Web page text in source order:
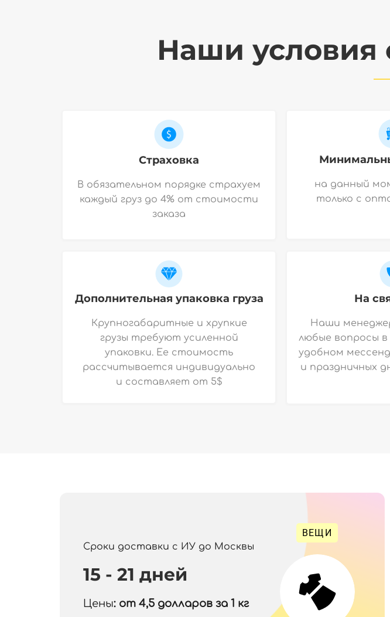
Наши условия
Страховка
В обязательном порядке страхуем
каждый груз до 4% от стоимости
заказа
Дополнительная упаковка груза
Крупногабаритные и хрупкие
грузы требуют усиленной
упаковки. Ее стоимость
рассчитывается индивидуально
и составляет от 5$
на данный
только с
На
Наши
любые вопросы
удобном
и праздничных
Сроки доставки с ИУ до Москвы
15 - 21 дней
Цены: от 4,5 долларов за 1 кг
ВЕЩИ